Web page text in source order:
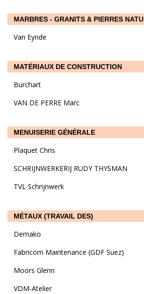
MARBRES - GRANITS & PIERRES
Van Eynde
MATÉRIAUX DE CONSTRUCTION
Burchart
VAN DE PERRE Marc
MENUISERIE GÉNÉRALE
Plaquet Chris
SCHRIJNWERKERIJ RUDY THYSMAN
TVL Schrijnwerk
MÉTAUX (TRAVAIL DES)
Demako
Fabricom Maintenance (GDF Suez)
Moors Glenn
VDM-Atelier